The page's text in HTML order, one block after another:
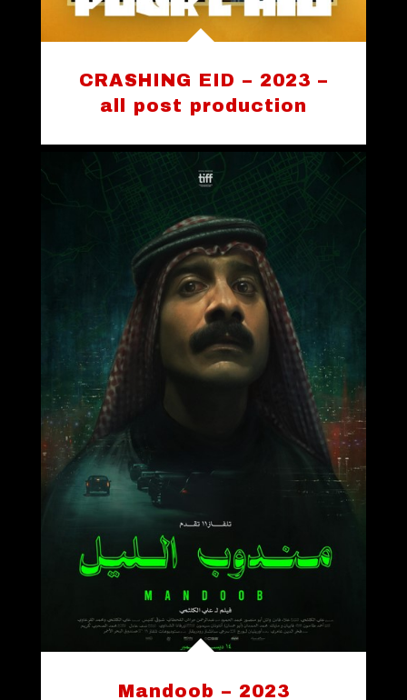
CRASHING EID – 2023 –
all post production
Mandoob – 2023